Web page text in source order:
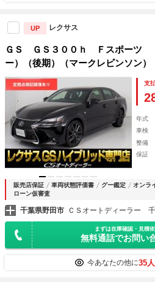
UP レクサス
ＧＳ ＧＳ３００ｈ Ｆスポーツ
ー）（後期）（マークレビンソン
簿１４枚）（セーフティシステム＋
ルーズ）（プリクラッシュ）（ク
ート）
支
年式
車検
整備
保証
販売店保証 車両状態評価書 グー鑑定 オンラ
ローン仮審査
千葉県野田市
まずは在庫確認・見積
無料通話でお問い
今あなたの他に35人